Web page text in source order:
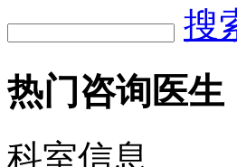
搜
热门咨询医生
科室信息